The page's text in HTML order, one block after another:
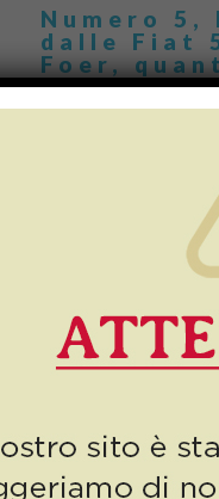
Numero 5,
dalle Fiat
Foer,
curiosità!
Maggio, un mese che